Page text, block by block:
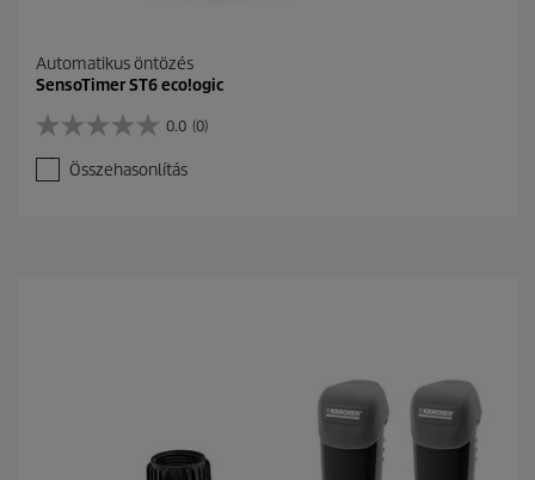
Automatikus öntözés
SensoTimer ST6 eco!ogic
0.0 (0)
0
.
0
Összehasonlítás